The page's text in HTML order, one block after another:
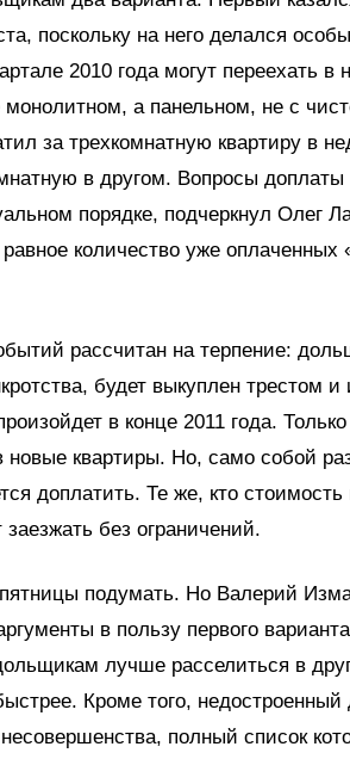
поскольку на него делался
2010 года могут переехать в
а панельном, не с
за трехкомнатную квартиру в
в другом. Вопросы
порядке, подчеркнул Олег
количество уже оплаченных
рассчитан на терпение:
будет выкуплен трестом
в конце 2011 года. Только
квартиры. Но, само собой
доплатить. Те же, кто стоимость
без ограничений.
подумать. Но Валерий
в пользу первого
лучше расселиться в
Кроме того,
полный список